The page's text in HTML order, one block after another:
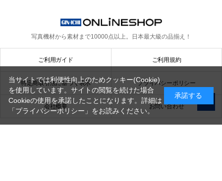
写真機材から素材まで10000点以上。 日本最大級の品揃え！
ご利用ガイド ご利用規約
特定商取引法に基づく表示 プライバシーポリシー
会社概要 お問い合わせ
当サイトでは利便性向上のためクッキー(Cookie)
を使用しています。サイトの閲覧を続けた場合
Cookieの使用を承諾したことになります。詳細は
「プライバシーポリシー」 をお読みください。
承諾する